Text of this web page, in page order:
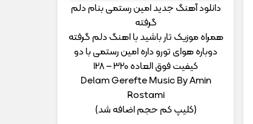
دانلود آهنگ جدید امین رستمی بنام دلم
گرفته
همراه موزیک تار باشید با اهنگ دلم گرفته
دوباره هوای تورو داره امین رستمی با دو
کیفیت فوق العاده 320 – 128
Delam Gerefte Music By Amin
Rostami
(کلیپ کم حجم اضافه شد)